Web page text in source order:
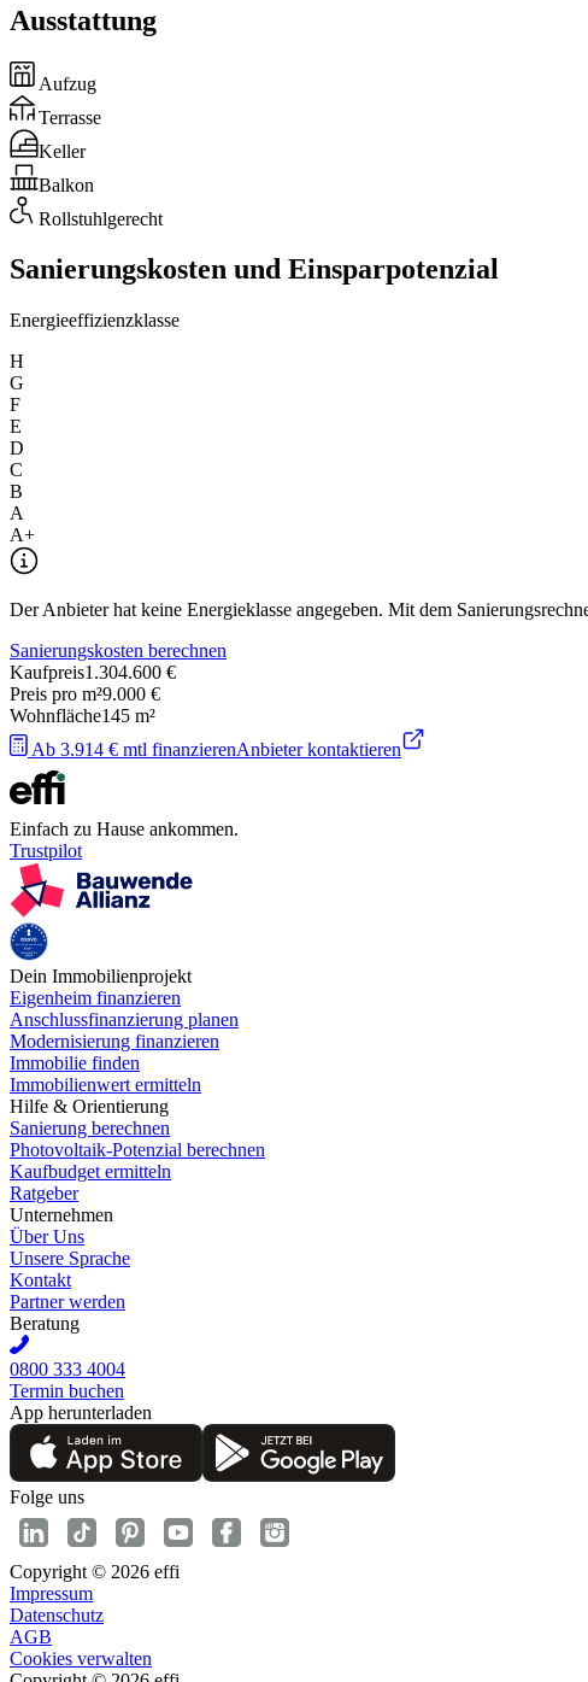
Ausstattung
Aufzug
Terrasse
Keller
Balkon
Rollstuhlgerecht
Sanierungskosten und Einsparpotenzial
Energieeffizienzklasse
H
G
F
E
D
C
B
A
A+
Der Anbieter hat keine Energieklasse angegeben. Mit dem
Sanierungskosten berechnen
Kaufpreis1.304.600 €
Preis pro m²9.000 €
Wohnfläche145 m²
Ab 3.914 € mtl finanzierenAnbieter kontaktieren
Einfach zu Hause ankommen.
Trustpilot
Dein Immobilienprojekt
Eigenheim finanzieren
Anschlussfinanzierung planen
Modernisierung finanzieren
Immobilie finden
Immobilienwert ermitteln
Hilfe & Orientierung
Sanierung berechnen
Photovoltaik-Potenzial berechnen
Kaufbudget ermitteln
Ratgeber
Unternehmen
Über Uns
Unsere Sprache
Kontakt
Partner werden
Beratung
0800 333 4004
Termin buchen
App herunterladen
Folge uns
Copyright © 2026 effi
Impressum
Datenschutz
AGB
Cookies verwalten